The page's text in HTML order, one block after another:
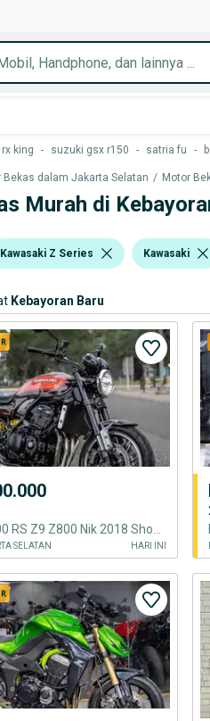
rx king - suzuki gsx r150 - satria fu -
Bekas dalam Jakarta Selatan / Motor
Murah di
Kawasaki Z Series Kawasaki
Kebayoran Baru
SELATAN HARI INI